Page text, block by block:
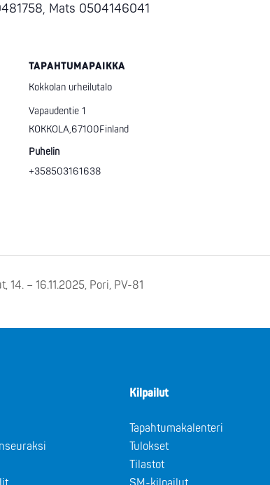
Mats 0504146041
TAPAHTUMAPAIKKA
Kokkolan urheilutalo
Vapaudentie 1
KOKKOLA,67100Finland
Puhelin
+358503161638
– 16.11.2025, Pori, PV-81
Kilpailut
Tapahtumakalenteri
Tulokset
Tilastot